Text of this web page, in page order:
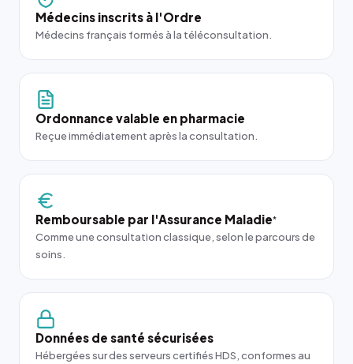
Médecins inscrits à l'Ordre
Médecins français formés à la téléconsultation.
Ordonnance valable en pharmacie
Reçue immédiatement après la consultation.
Remboursable par l'Assurance Maladie*
Comme une consultation classique, selon le parcours de
soins.
Données de santé sécurisées
Hébergées sur des serveurs certifiés HDS, conformes au